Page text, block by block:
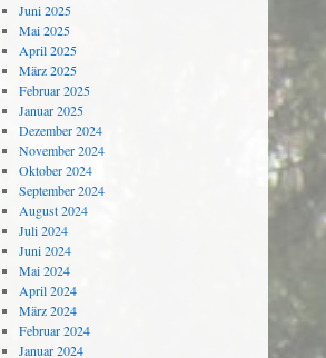
Juni 2025
Mai 2025
April 2025
März 2025
Februar 2025
Januar 2025
Dezember 2024
November 2024
Oktober 2024
September 2024
August 2024
Juli 2024
Juni 2024
Mai 2024
April 2024
März 2024
Februar 2024
Januar 2024